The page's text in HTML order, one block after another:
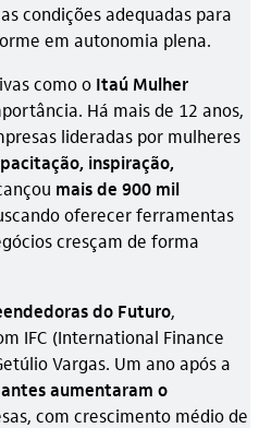
condições adequadas para
em autonomia plena.
como o Itaú Mulher
Há mais de 12 anos,
lideradas por mulheres
inspiração,
mais de 900 mil
oferecer ferramentas
cresçam de forma
do Futuro,
IFC (International Finance
Vargas. Um ano após a
aumentaram o
com crescimento médio de